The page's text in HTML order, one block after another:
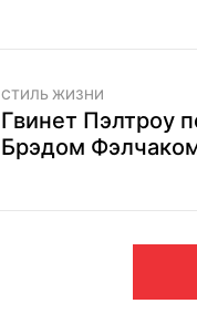
СТИЛЬ ЖИЗНИ
Гвинет Пэлтроу
Брэдом